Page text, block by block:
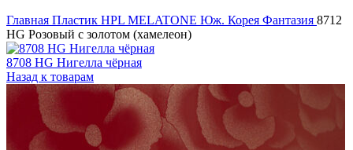
Главная Пластик HPL MELATONE Юж. Корея Фантазия 8712
HG Розовый с золотом (хамелеон)
8708 HG Нигелла чёрная
Назад к товарам